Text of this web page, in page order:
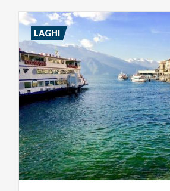
LAGHI